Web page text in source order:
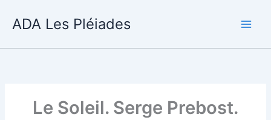
ADA Les Pléiades
Le Soleil. Serge Prebost.